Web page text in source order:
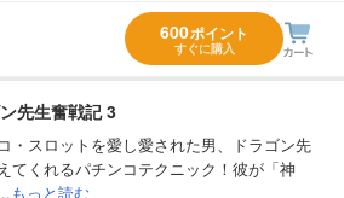
600ポイント
すぐに購入
先生奮戦記 3
・スロットを愛し愛された男、ドラゴン先
てくれるパチンコテクニック！彼が「神
もっと読む